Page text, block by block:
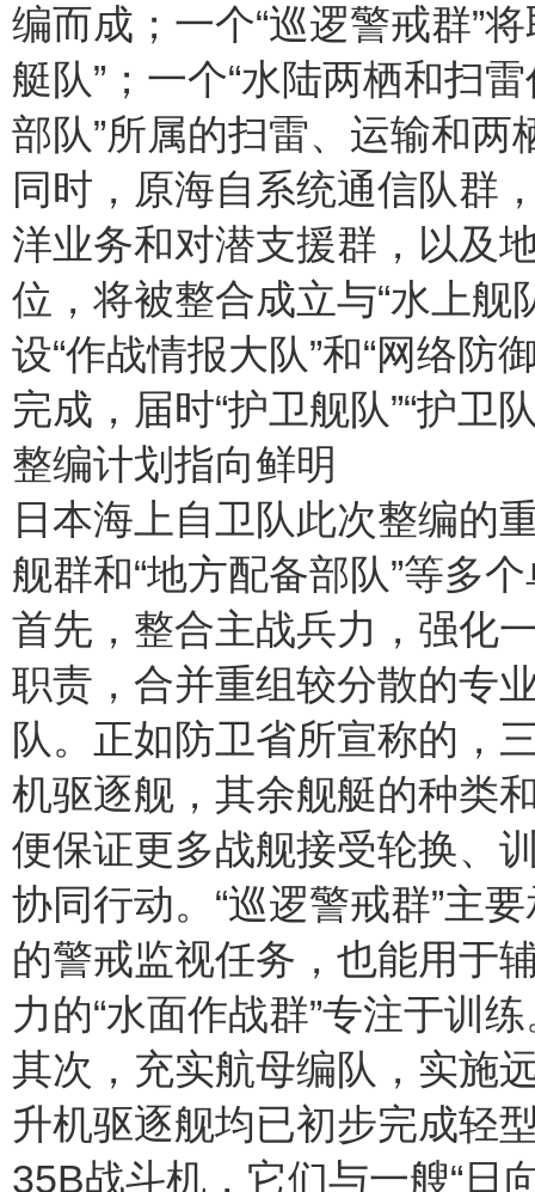
编而成；一个“巡逻警戒群”
艇队”；一个“水陆两栖和扫
部队”所属的扫雷、运输和两
同时，原海自系统通信队群
洋业务和对潜支援群，以及
位，将被整合成立与“水上舰
设“作战情报大队”和“网络防
完成，届时“护卫舰队”“护卫
整编计划指向鲜明
日本海上自卫队此次整编的
舰群和“地方配备部队”等多
首先，整合主战兵力，强化
职责，合并重组较分散的专
队。正如防卫省所宣称的，
机驱逐舰，其余舰艇的种类
便保证更多战舰接受轮换、
协同行动。“巡逻警戒群”主
的警戒监视任务，也能用于
力的“水面作战群”专注于训
其次，充实航母编队，实施
升机驱逐舰均已初步完成轻
35B战斗机，它们与一艘“日